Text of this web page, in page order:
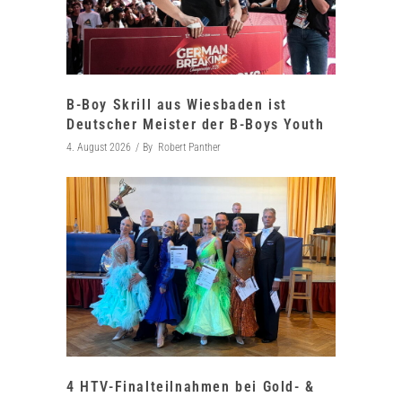
B-Boy Skrill aus Wiesbaden ist
Deutscher Meister der B-Boys Youth
4. August 2026 By Robert Panther
4 HTV-Finalteilnahmen bei Gold- &